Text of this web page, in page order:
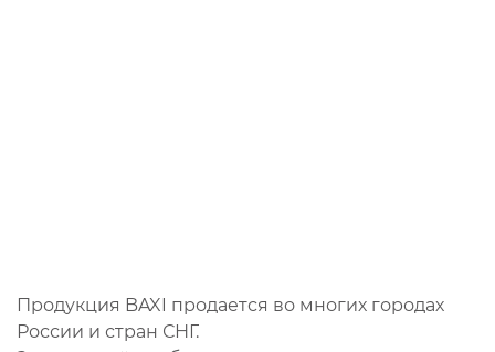
Продукция BAXI продается во многих городах
России и стран СНГ.